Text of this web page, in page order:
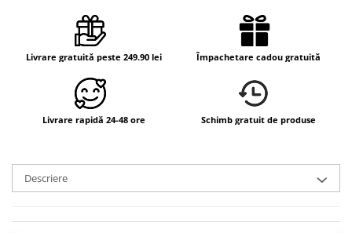
Livrare gratuită peste 249.90 lei Împachetare cadou gratuită
Livrare rapidă 24-48 ore Schimb gratuit de produse
Descriere